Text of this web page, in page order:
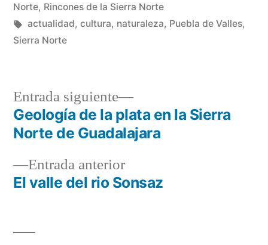
en
Norte, Rincones de la Sierra Norte
Etiquetas:
actualidad, cultura, naturaleza, Puebla de Valles,
Sierra Norte
Navegación
entradas
Entrada anteriorEntrada
anterior:
El valle del rio Sonsaz
Entrada siguiente
Entrada
siguiente:
Geología de la plata en la Sierra
Norte de Guadalajara